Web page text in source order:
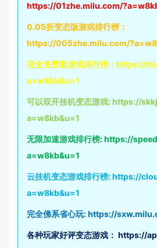
https://01zhe.milu.com/
0.05折变态版游戏排行榜：
https://005zhe.milu.com/
完全免费版游戏排行榜： https://
a=w8kb&u=1
可以双开挂机变态游戏:https://
a=w8kb&u=1
无限加速游戏排行榜:https://
a=w8kb&u=1
云挂机变态游戏排行榜:https://
a=w8kb&u=1
完全佛系省心玩:https://
各种玩家好评变态游戏： https://